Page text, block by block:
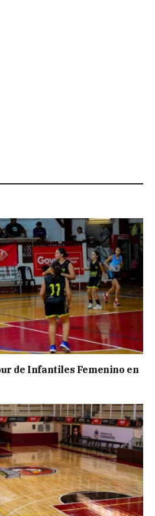
de Infantiles Femenino en